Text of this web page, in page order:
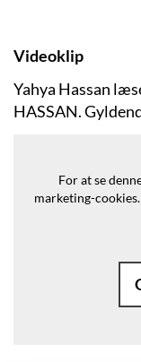
Videoklip
Yahya Hassan
HASSAN.
For at se
marketing-cookies.